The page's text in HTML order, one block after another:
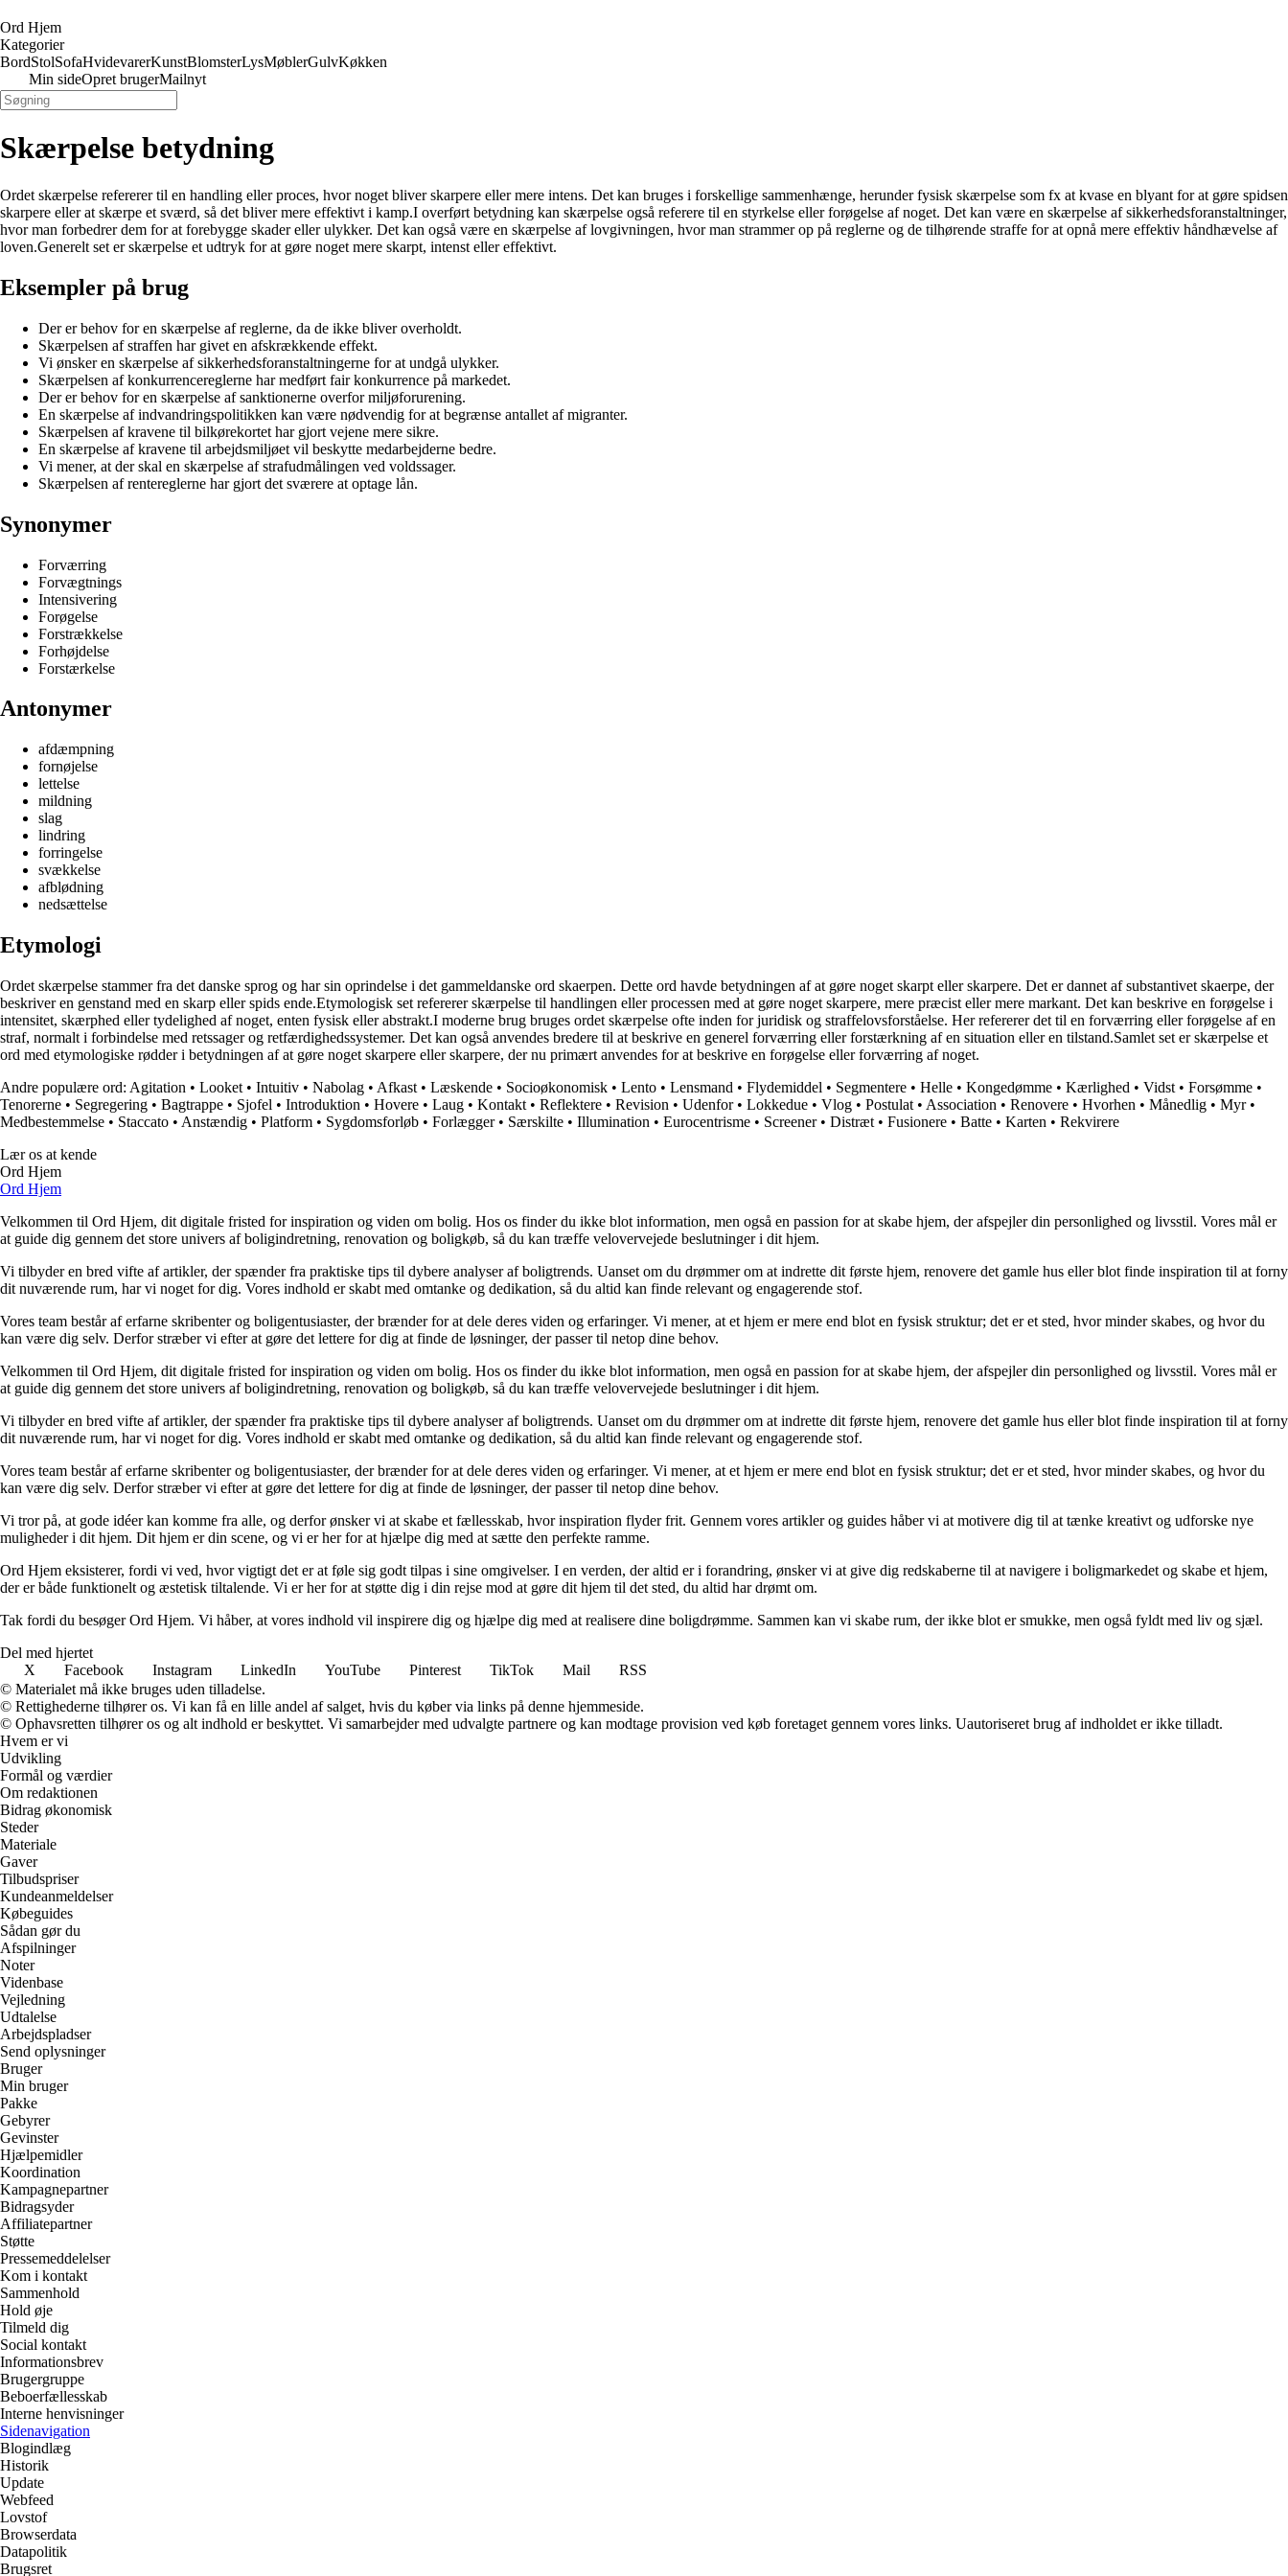
Ord Hjem
Kategorier
BordStolSofaHvidevarerKunstBlomsterLysMøblerGulvKøkken
Min sideOpret brugerMailnyt
Skærpelse betydning
Ordet skærpelse refererer til en handling eller proces, hvor noget bliver skarpere eller mere intens. Det kan bruges i forskellige sammenhænge, herunder fysisk skærpelse som fx at kvase en blyant for at gøre spidsen
skarpere eller at skærpe et sværd, så det bliver mere effektivt i kamp.I overført betydning kan skærpelse også referere til en styrkelse eller forøgelse af noget. Det kan være en skærpelse af sikkerhedsforanstaltninger,
hvor man forbedrer dem for at forebygge skader eller ulykker. Det kan også være en skærpelse af lovgivningen, hvor man strammer op på reglerne og de tilhørende straffe for at opnå mere effektiv håndhævelse af
loven.Generelt set er skærpelse et udtryk for at gøre noget mere skarpt, intenst eller effektivt.
Eksempler på brug
Der er behov for en skærpelse af reglerne, da de ikke bliver overholdt.
Skærpelsen af straffen har givet en afskrækkende effekt.
Vi ønsker en skærpelse af sikkerhedsforanstaltningerne for at undgå ulykker.
Skærpelsen af konkurrencereglerne har medført fair konkurrence på markedet.
Der er behov for en skærpelse af sanktionerne overfor miljøforurening.
En skærpelse af indvandringspolitikken kan være nødvendig for at begrænse antallet af migranter.
Skærpelsen af kravene til bilkørekortet har gjort vejene mere sikre.
En skærpelse af kravene til arbejdsmiljøet vil beskytte medarbejderne bedre.
Vi mener, at der skal en skærpelse af strafudmålingen ved voldssager.
Skærpelsen af rentereglerne har gjort det sværere at optage lån.
Synonymer
Forværring
Forvægtnings
Intensivering
Forøgelse
Forstrækkelse
Forhøjdelse
Forstærkelse
Antonymer
afdæmpning
fornøjelse
lettelse
mildning
slag
lindring
forringelse
svækkelse
afblødning
nedsættelse
Etymologi
Ordet skærpelse stammer fra det danske sprog og har sin oprindelse i det gammeldanske ord skaerpen. Dette ord havde betydningen af at gøre noget skarpt eller skarpere. Det er dannet af substantivet skaerpe, der
beskriver en genstand med en skarp eller spids ende.Etymologisk set refererer skærpelse til handlingen eller processen med at gøre noget skarpere, mere præcist eller mere markant. Det kan beskrive en forøgelse i
intensitet, skærphed eller tydelighed af noget, enten fysisk eller abstrakt.I moderne brug bruges ordet skærpelse ofte inden for juridisk og straffelovsforståelse. Her refererer det til en forværring eller forøgelse af en
straf, normalt i forbindelse med retssager og retfærdighedssystemer. Det kan også anvendes bredere til at beskrive en generel forværring eller forstærkning af en situation eller en tilstand.Samlet set er skærpelse et
ord med etymologiske rødder i betydningen af at gøre noget skarpere eller skarpere, der nu primært anvendes for at beskrive en forøgelse eller forværring af noget.
Andre populære ord: Agitation • Looket • Intuitiv • Nabolag • Afkast • Læskende • Socioøkonomisk • Lento • Lensmand • Flydemiddel • Segmentere • Helle • Kongedømme • Kærlighed • Vidst • Forsømme •
Tenorerne • Segregering • Bagtrappe • Sjofel • Introduktion • Hovere • Laug • Kontakt • Reflektere • Revision • Udenfor• Lokkedue • Vlog • Postulat • Association • Renovere • Hvorhen • Månedlig • Myr•
Medbestemmelse • Staccato • Anstændig • Platform • Sygdomsforløb • Forlægger• Særskilte • Illumination • Eurocentrisme • Screener• Distræt • Fusionere • Batte • Karten • Rekvirere
Lær os at kende
Ord Hjem
Ord Hjem
Velkommen til Ord Hjem, dit digitale fristed for inspiration og viden om bolig. Hos os finder du ikke blot information, men også en passion for at skabe hjem, der afspejler din personlighed og livsstil. Vores mål er
at guide dig gennem det store univers af boligindretning, renovation og boligkøb, så du kan træffe velovervejede beslutninger i dit hjem.
Vi tilbyder en bred vifte af artikler, der spænder fra praktiske tips til dybere analyser af boligtrends. Uanset om du drømmer om at indrette dit første hjem, renovere det gamle hus eller blot finde inspiration til at forny
dit nuværende rum, har vi noget for dig. Vores indhold er skabt med omtanke og dedikation, så du altid kan finde relevant og engagerende stof.
Vores team består af erfarne skribenter og boligentusiaster, der brænder for at dele deres viden og erfaringer. Vi mener, at et hjem er mere end blot en fysisk struktur; det er et sted, hvor minder skabes, og hvor du
kan være dig selv. Derfor stræber vi efter at gøre det lettere for dig at finde de løsninger, der passer til netop dine behov.
Velkommen til Ord Hjem, dit digitale fristed for inspiration og viden om bolig. Hos os finder du ikke blot information, men også en passion for at skabe hjem, der afspejler din personlighed og livsstil. Vores mål er
at guide dig gennem det store univers af boligindretning, renovation og boligkøb, så du kan træffe velovervejede beslutninger i dit hjem.
Vi tilbyder en bred vifte af artikler, der spænder fra praktiske tips til dybere analyser af boligtrends. Uanset om du drømmer om at indrette dit første hjem, renovere det gamle hus eller blot finde inspiration til at forny
dit nuværende rum, har vi noget for dig. Vores indhold er skabt med omtanke og dedikation, så du altid kan finde relevant og engagerende stof.
Vores team består af erfarne skribenter og boligentusiaster, der brænder for at dele deres viden og erfaringer. Vi mener, at et hjem er mere end blot en fysisk struktur; det er et sted, hvor minder skabes, og hvor du
kan være dig selv. Derfor stræber vi efter at gøre det lettere for dig at finde de løsninger, der passer til netop dine behov.
Vi tror på, at gode idéer kan komme fra alle, og derfor ønsker vi at skabe et fællesskab, hvor inspiration flyder frit. Gennem vores artikler og guides håber vi at motivere dig til at tænke kreativt og udforske nye
muligheder i dit hjem. Dit hjem er din scene, og vi er her for at hjælpe dig med at sætte den perfekte ramme.
Ord Hjem eksisterer, fordi vi ved, hvor vigtigt det er at føle sig godt tilpas i sine omgivelser. I en verden, der altid er i forandring, ønsker vi at give dig redskaberne til at navigere i boligmarkedet og skabe et hjem,
der er både funktionelt og æstetisk tiltalende. Vi er her for at støtte dig i din rejse mod at gøre dit hjem til det sted, du altid har drømt om.
Tak fordi du besøger Ord Hjem. Vi håber, at vores indhold vil inspirere dig og hjælpe dig med at realisere dine boligdrømme. Sammen kan vi skabe rum, der ikke blot er smukke, men også fyldt med liv og sjæl.
Del med hjertet
X
Facebook Instagram LinkedIn YouTube Pinterest TikTok Mail
RSS
© Materialet må ikke bruges uden tilladelse.
© Rettighederne tilhører os. Vi kan få en lille andel af salget, hvis du køber via links på denne hjemmeside.
© Ophavsretten tilhører os og alt indhold er beskyttet. Vi samarbejder med udvalgte partnere og kan modtage provision ved køb foretaget gennem vores links. Uautoriseret brug af indholdet er ikke tilladt.
Hvem er vi
Udvikling
Formål og værdier
Om redaktionen
Bidrag økonomisk
Steder
Materiale
Gaver
Tilbudspriser
Kundeanmeldelser
Købeguides
Sådan gør du
Afspilninger
Noter
Videnbase
Vejledning
Udtalelse
Arbejdspladser
Send oplysninger
Bruger
Min bruger
Pakke
Gebyrer
Gevinster
Hjælpemidler
Koordination
Kampagnepartner
Bidragsyder
Affiliatepartner
Støtte
Pressemeddelelser
Kom i kontakt
Sammenhold
Hold øje
Tilmeld dig
Social kontakt
Informationsbrev
Brugergruppe
Beboerfællesskab
Interne henvisninger
Sidenavigation
Blogindlæg
Historik
Update
Webfeed
Lovstof
Browserdata
Datapolitik
Brugsret